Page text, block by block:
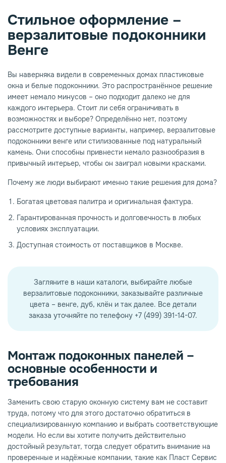
дерево
Стильное оформление –
верзалитовые подоконники
Венге
Вы наверняка видели в современных домах пластиковые
окна и белые подоконники. Это распространённое решение
имеет немало минусов – оно подходит далеко не для
каждого интерьера. Стоит ли себя ограничивать в
возможностях и выборе? Определённо нет, поэтому
рассмотрите доступные варианты, например, верзалитовые
подоконники венге или стилизованные под натуральный
камень. Они способны привнести немало разнообразия в
привычный интерьер, чтобы он заиграл новыми красками.
Почему же люди выбирают именно такие решения для дома?
Богатая цветовая палитра и оригинальная фактура.
Гарантированная прочность и долговечность в любых
условиях эксплуатации.
Доступная стоимость от поставщиков в Москве.
Загляните в наши каталоги, выбирайте любые
верзалитовые подоконники, заказывайте различные
цвета – венге, дуб, клён и так далее. Все детали
заказа уточняйте по телефону +7 (499) 391-14-07.
Монтаж подоконных панелей –
основные особенности и
требования
Заменить свою старую оконную систему вам не составит
труда, потому что для этого достаточно обратиться в
специализированную компанию и выбрать соответствующие
модели. Но если вы хотите получить действительно
достойный результат, тогда следует обратить внимание на
проверенные и надёжные компании, такие как Пласт Сервис